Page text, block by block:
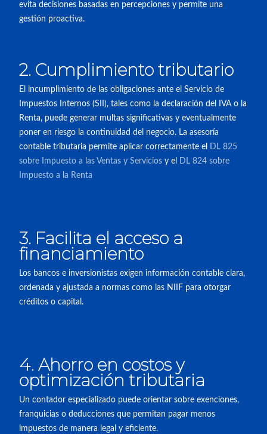
evita decisiones basadas en percepciones y permite una
gestión proactiva.
2. Cumplimiento tributario
El incumplimiento de las obligaciones ante el Servicio de
Impuestos Internos (SII), tales como la declaración del IVA o la
Renta, puede generar multas significativas y eventualmente
poner en riesgo la continuidad del negocio. La asesoría
contable tributaria permite aplicar correctamente el
DL 825
sobre Impuesto a las Ventas y Servicios y el
DL 824 sobre
Impuesto a la Renta
3. Facilita el acceso a
financiamiento
Los bancos e inversionistas exigen información contable clara,
ordenada y ajustada a normas como las NIIF para otorgar
créditos o capital.
4. Ahorro en costos y
optimización tributaria
Un contador especializado puede orientar sobre exenciones,
franquicias o deducciones que permitan pagar menos
impuestos de manera legal y eficiente.